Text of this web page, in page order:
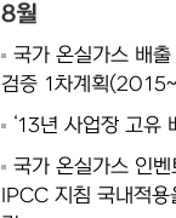
8월
국가 온실가스 배
검증 1차계획
‘13년 사업장 고유
국가 온실가스 인
IPCC 지침 국내적